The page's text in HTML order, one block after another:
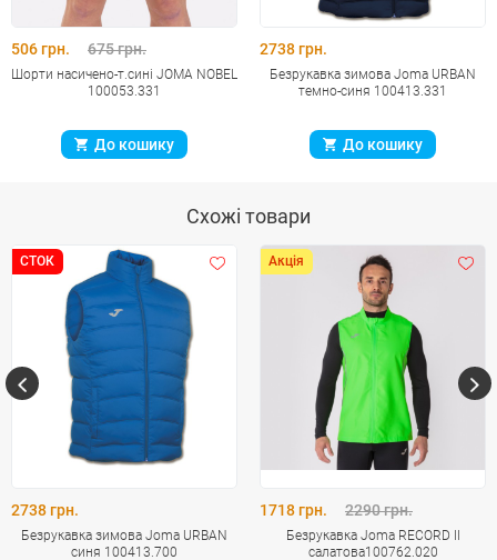
506 грн. 675 грн.
Шорти насичено-т.сині JOMA NOBEL
100053.331
До кошику
2738 грн.
Безрукавка зимова Joma URBAN
темно-синя 100413.331
До кошику
Схожі товари
СТОК
2738 грн.
Безрукавка зимова Joma URBAN
синя 100413.700
Акція
1718 грн. 2290 грн.
Безрукавка Joma RECORD II
салатова100762.020